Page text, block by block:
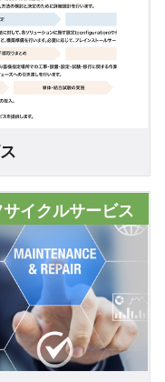
サイクルサービス